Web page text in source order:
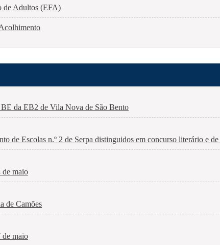
de Adultos (EFA)
da EB2 de Vila Nova de São Bento
de Escolas n.º 2 de Serpa distinguidos em concurso literário e
de maio
de Camões
de maio